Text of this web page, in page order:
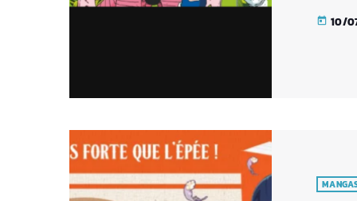
Krilin,
today 10/